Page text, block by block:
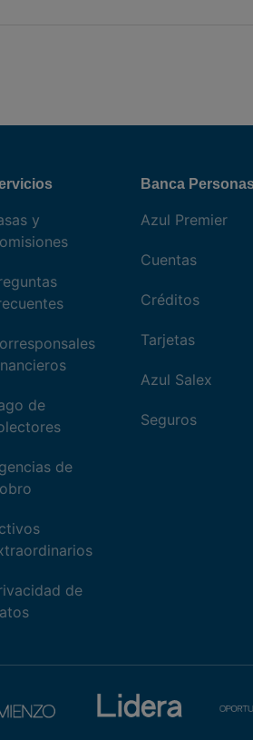
y
de
de
de
Banca
Azul Premier
Cuentas
Créditos
Tarjetas
Azul Salex
Seguros